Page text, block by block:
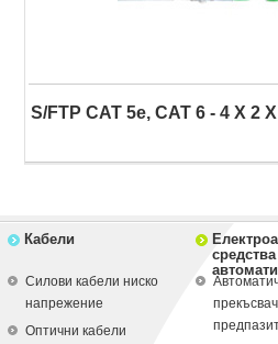
S/FTP CAT 5e, CAT 6 - 4 X 2
Кабели
Силови кабели ниско
напрежение
Оптични кабели
средства